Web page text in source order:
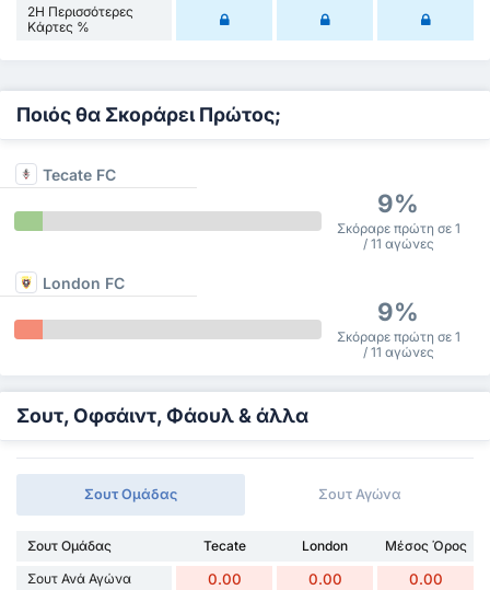
2Η Περισσότερες
Κάρτες %
Ποιός θα Σκοράρει Πρώτος;
Tecate FC
9%
Σκόραρε πρώτη σε 1
/ 11 αγώνες
London FC
9%
Σκόραρε πρώτη σε 1
/ 11 αγώνες
Σουτ, Οφσάιντ, Φάουλ & άλλα
Σουτ Ομάδας Σουτ Αγώνα
Σουτ Ομάδας Tecate London
Μέσος Όρος
Σουτ Ανά Αγώνα
0.00 0.00 0.00